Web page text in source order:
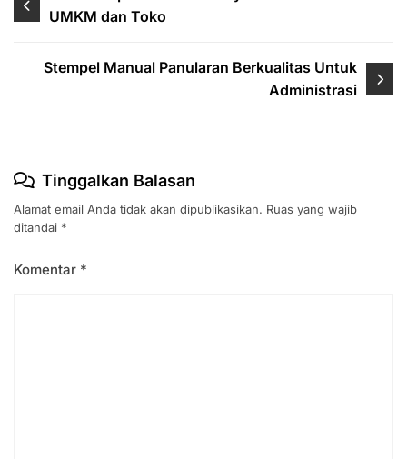
pos UMKM dan Toko
Stempel Manual Panularan Berkualitas Untuk
Administrasi
Tinggalkan Balasan
Alamat email Anda tidak akan dipublikasikan. Ruas yang wajib
ditandai *
Komentar *